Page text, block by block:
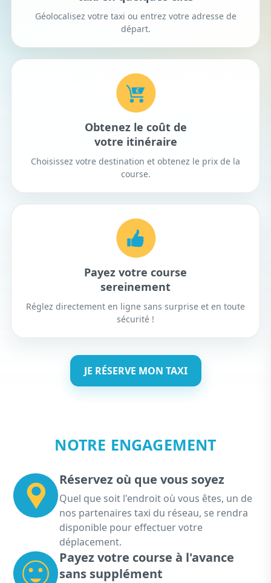
Géolocalisez votre taxi ou entrez votre adresse de
départ.
Obtenez le coût de
votre itinéraire
Choisissez votre destination et obtenez le prix de la
course.
Payez votre course
sereinement
Réglez directement en ligne sans surprise et en toute
sécurité !
JE RÉSERVE MON TAXI
NOTRE ENGAGEMENT
Réservez où que vous soyez
Quel que soit l'endroit où vous êtes, un de
nos partenaires taxi du réseau, se rendra
disponible pour effectuer votre
déplacement.
Payez votre course à l'avance
sans supplément